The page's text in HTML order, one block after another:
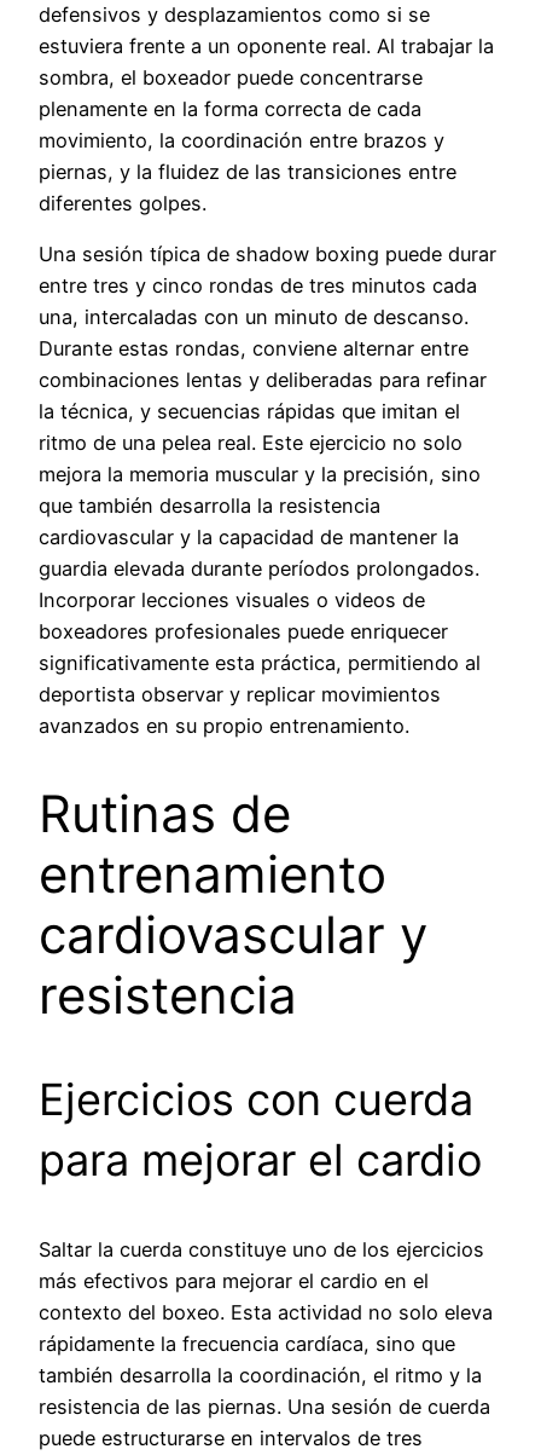
defensivos y desplazamientos como si se
estuviera frente a un oponente real. Al trabajar la
sombra, el boxeador puede concentrarse
plenamente en la forma correcta de cada
movimiento, la coordinación entre brazos y
piernas, y la fluidez de las transiciones entre
diferentes golpes.
Una sesión típica de shadow boxing puede durar
entre tres y cinco rondas de tres minutos cada
una, intercaladas con un minuto de descanso.
Durante estas rondas, conviene alternar entre
combinaciones lentas y deliberadas para refinar
la técnica, y secuencias rápidas que imitan el
ritmo de una pelea real. Este ejercicio no solo
mejora la memoria muscular y la precisión, sino
que también desarrolla la resistencia
cardiovascular y la capacidad de mantener la
guardia elevada durante períodos prolongados.
Incorporar lecciones visuales o videos de
boxeadores profesionales puede enriquecer
significativamente esta práctica, permitiendo al
deportista observar y replicar movimientos
avanzados en su propio entrenamiento.
Rutinas de
entrenamiento
cardiovascular y
resistencia
Ejercicios con cuerda
para mejorar el cardio
Saltar la cuerda constituye uno de los ejercicios
más efectivos para mejorar el cardio en el
contexto del boxeo. Esta actividad no solo eleva
rápidamente la frecuencia cardíaca, sino que
también desarrolla la coordinación, el ritmo y la
resistencia de las piernas. Una sesión de cuerda
puede estructurarse en intervalos de tres